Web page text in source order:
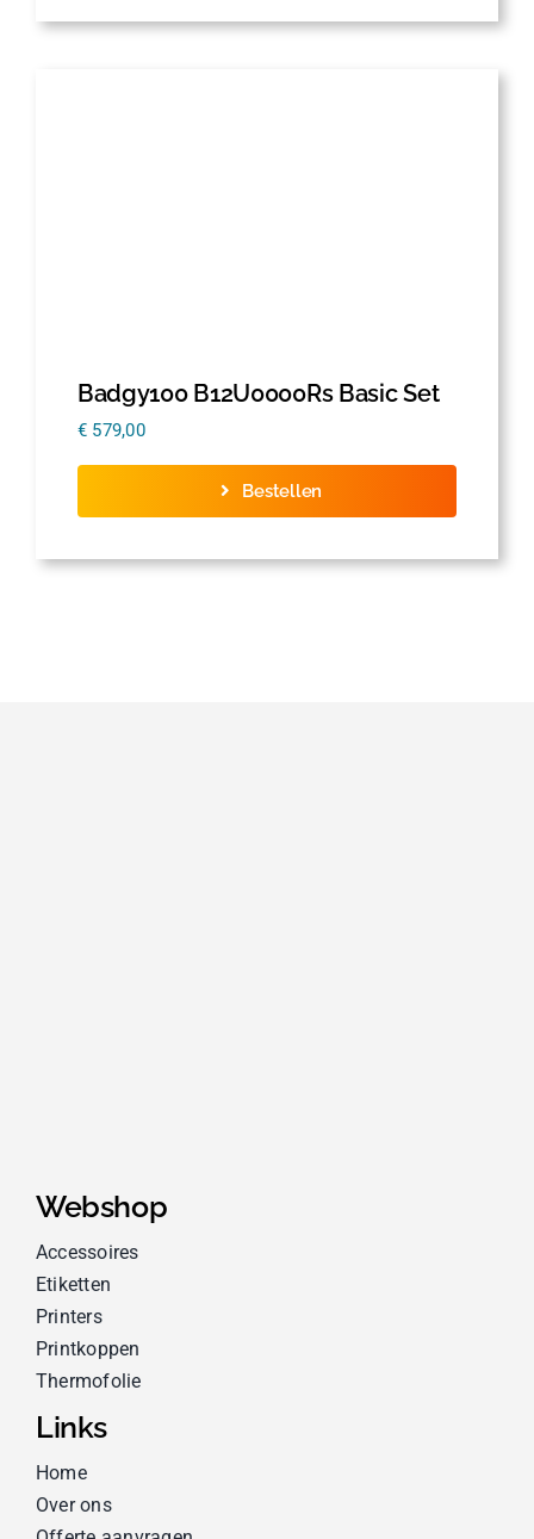
Badgy100 B12U0000Rs Basic Set
€ 579,00
Bestellen
Webshop
Accessoires
Etiketten
Printers
Printkoppen
Thermofolie
Links
Home
Over ons